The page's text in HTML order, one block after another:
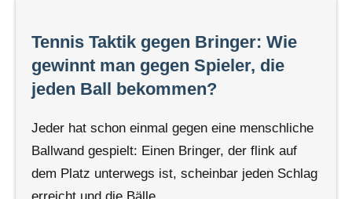
Tennis Taktik gegen Bringer: Wie
gewinnt man gegen Spieler, die
jeden Ball bekommen?
Jeder hat schon einmal gegen eine menschliche
Ballwand gespielt: Einen Bringer, der flink auf
dem Platz unterwegs ist, scheinbar jeden Schlag
erreicht und die Bälle…